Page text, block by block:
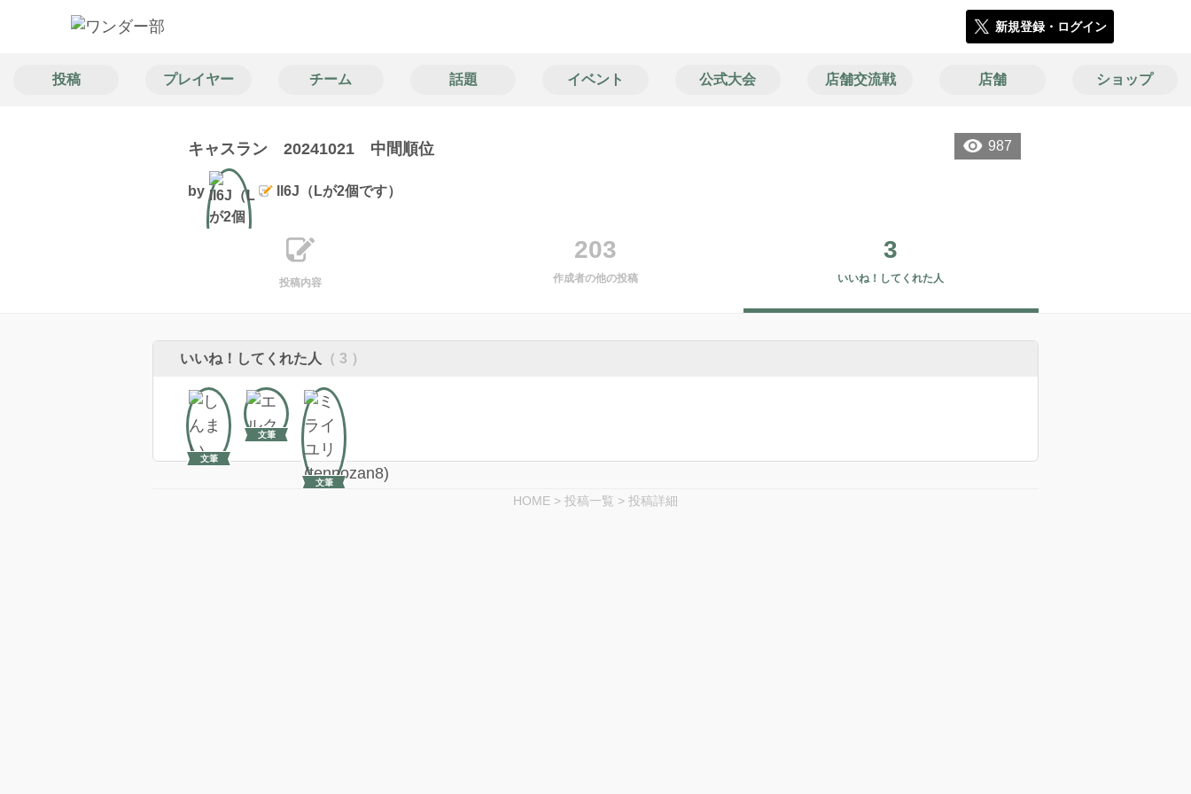
新規登録・ログイン
投稿 プレイヤー チーム 話題 イベント 公式大会 店舗交流戦 店舗 ショップ
987
キャスラン 20241021 中間順位
by ll6J（Lが2個です）
投稿内容
203
作成者の他の投稿
3
いいね！してくれた人
いいね！してくれた人 （ 3 ）
文筆
文筆
文筆
HOME > 投稿一覧 > 投稿詳細